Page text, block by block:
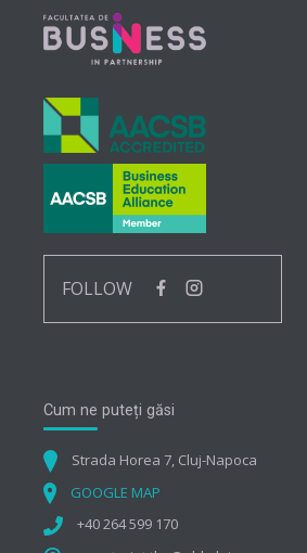
FOLLOW
Cum ne puteți găsi
Strada Horea 7, Cluj-Napoca
GOOGLE MAP
+40 264 599 170